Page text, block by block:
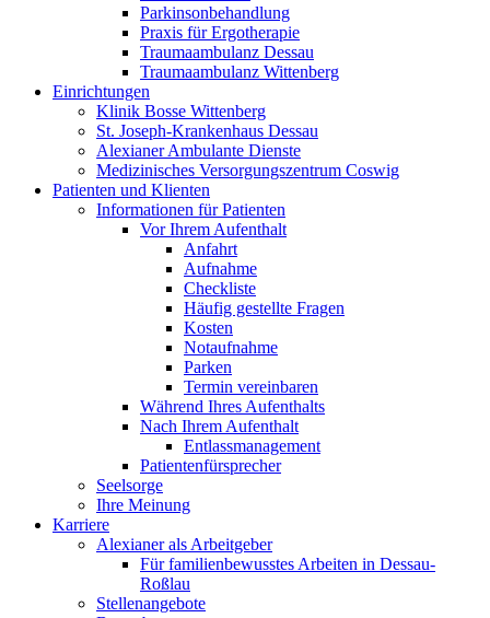
Parkinsonbehandlung
Praxis für Ergotherapie
Traumaambulanz Dessau
Traumaambulanz Wittenberg
Einrichtungen
Klinik Bosse Wittenberg
St. Joseph-Krankenhaus Dessau
Alexianer Ambulante Dienste
Medizinisches Versorgungszentrum Coswig
Patienten und Klienten
Informationen für Patienten
Vor Ihrem Aufenthalt
Anfahrt
Aufnahme
Checkliste
Häufig gestellte Fragen
Kosten
Notaufnahme
Parken
Termin vereinbaren
Während Ihres Aufenthalts
Nach Ihrem Aufenthalt
Entlassmanagement
Patientenfürsprecher
Seelsorge
Ihre Meinung
Karriere
Alexianer als Arbeitgeber
Für familienbewusstes Arbeiten in Dessau-
Roßlau
Stellenangebote